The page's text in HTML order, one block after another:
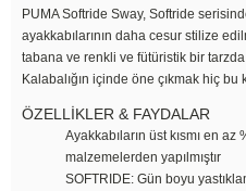
PUMA Softride Sway, Softride
ayakkabılarının daha cesur stilize
tabana ve renkli ve fütüristik bir tarzda
Kalabalığın içinde öne çıkmak hiç bu
ÖZELLİKLER & FAYDALAR
Ayakkabıların üst kısmı en
malzemelerden yapılmıştır
SOFTRIDE: Gün boyu